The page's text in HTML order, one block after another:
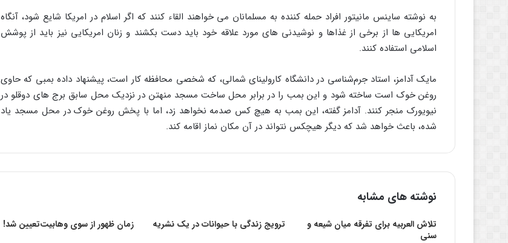
به نوشته ساینس مانیتور افراد حمله کننده به مسلمانان می خواهند القاء کنند که اگر اسلام در امریکا شایع شود، آنگاه
امریکایی ها از برخی از غذاها و نوشیدنی های مورد علاقه خود باید دست بکشند و زنان امریکایی نیز باید از پوشش
اسلامی استفاده کنند.
مایک آدامز، استاد جرم‌شناسی در دانشگاه کارولینای شمالی، که شخصی محافظه کار است، پیشنهاد داده بمبی که حاوی
روغن خوک است ساخته شود و این بمب را در برابر محل ساخت مسجد منهتن در نزدیک محل سابق برج های دوقلو در
نیویورک منجر کنند. آدامز گفته، این بمب به هیچ کس صدمه نخواهد زد، اما با پخش روغن خوک در محل مسجد یاد
شده، باعث خواهد شد که دیگر هیچکس نتواند در آن مکان نماز اقامه کند.
نوشته های مشابه
تلاش العربیه برای تفرقه میان شیعه و
سنی
ترویج زندگی با حیوانات در یک نشریه زمان ظهور از سوی وهابیت‌تعیین شد!